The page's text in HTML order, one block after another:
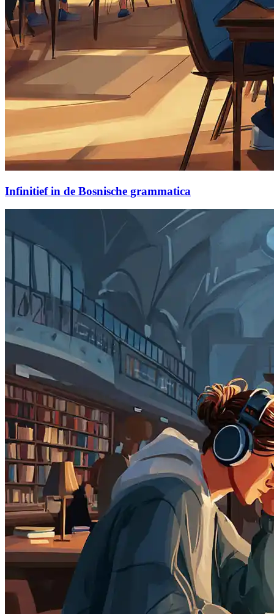
Infinitief in de Bosnische grammatica